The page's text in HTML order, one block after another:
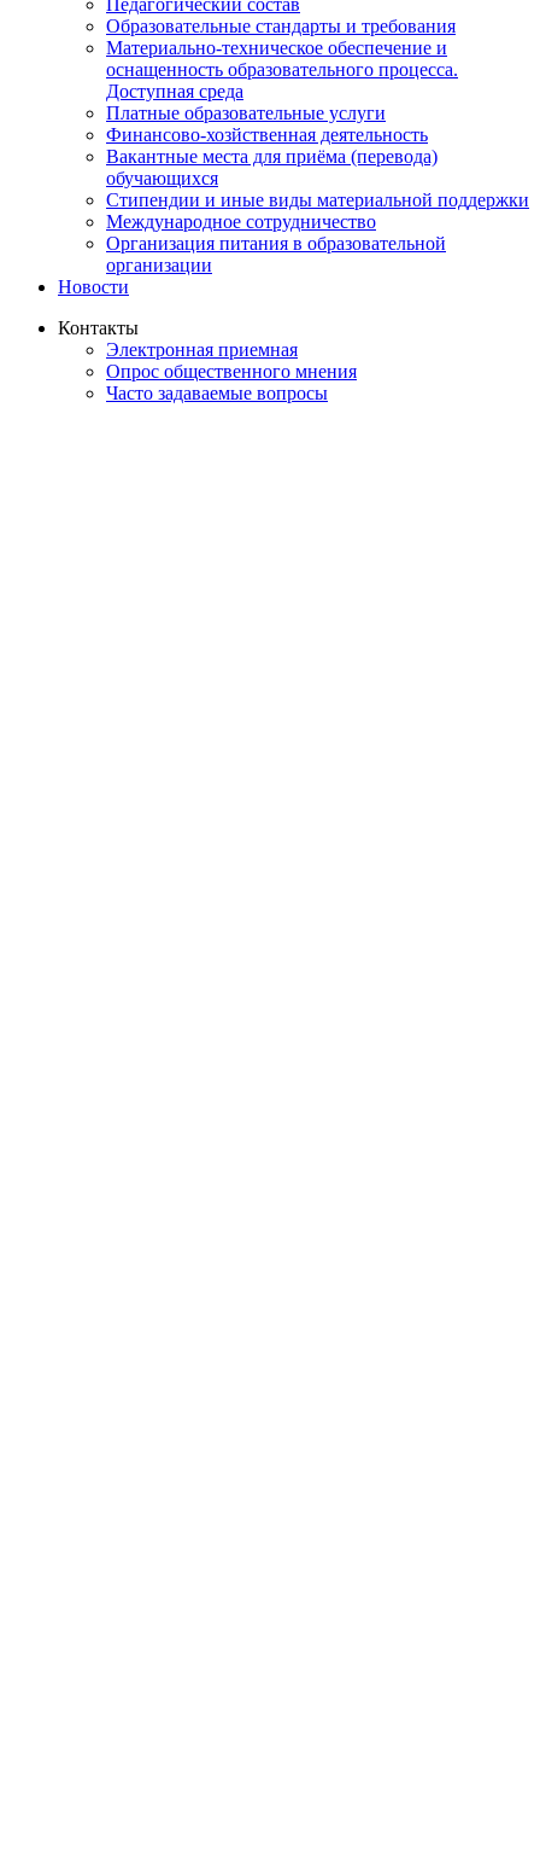
Педагогический состав
Образовательные стандарты и требования
Материально-техническое обеспечение и
оснащенность образовательного процесса.
Доступная среда
Платные образовательные услуги
Финансово-хозйственная деятельность
Вакантные места для приёма (перевода)
обучающихся
Стипендии и иные виды материальной поддержки
Международное сотрудничество
Организация питания в образовательной
организации
Новости
Контакты
Электронная приемная
Опрос общественного мнения
Часто задаваемые вопросы